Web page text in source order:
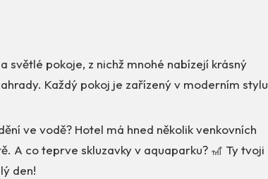
světlé pokoje, z nichž mnohé nabízejí krásný
Každý pokoj je zařízený v moderním stylu
ve vodě? Hotel má hned několik venkovních
A co teprve skluzavky v aquaparku? 🎢 Ty tvoji
den!